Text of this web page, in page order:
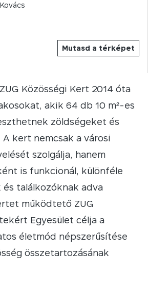
Mutasd a térképet
Közösségi Kert 2014 óta
akik 64 db 10 m²-es
zöldségeket és
kert nemcsak a városi
szolgálja, hanem
is funkcionál, különféle
és találkozóknak adva
működtető ZUG
Egyesület célja a
életmód népszerűsítése
összetartozásának